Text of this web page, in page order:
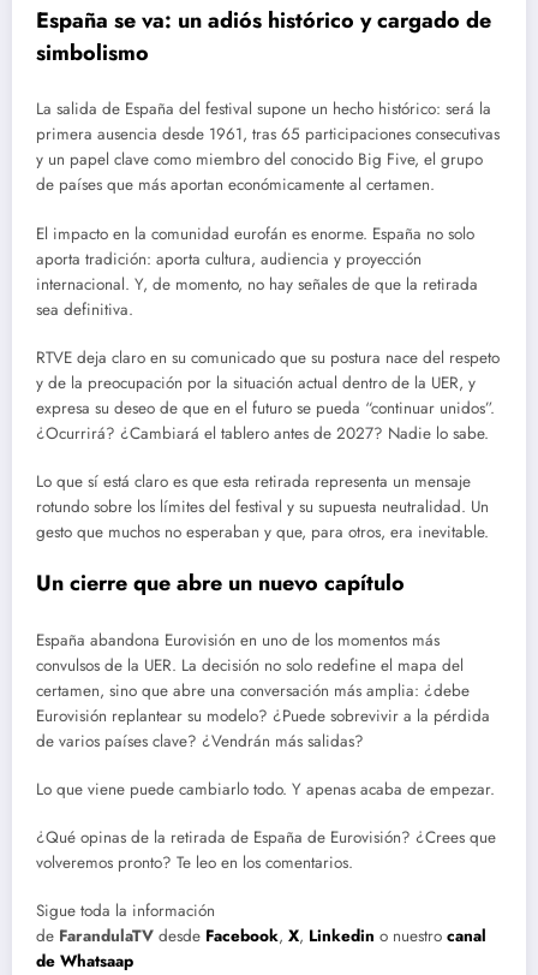
España se va: un adiós histórico y cargado de
simbolismo
La salida de España del festival supone un hecho histórico: será la
primera ausencia desde 1961, tras 65 participaciones consecutivas
y un papel clave como miembro del conocido Big Five, el grupo
de países que más aportan económicamente al certamen.
El impacto en la comunidad eurofán es enorme. España no solo
aporta tradición: aporta cultura, audiencia y proyección
internacional. Y, de momento, no hay señales de que la retirada
sea definitiva.
RTVE deja claro en su comunicado que su postura nace del respeto
y de la preocupación por la situación actual dentro de la UER, y
expresa su deseo de que en el futuro se pueda “continuar unidos”.
¿Ocurrirá? ¿Cambiará el tablero antes de 2027? Nadie lo sabe.
Lo que sí está claro es que esta retirada representa un mensaje
rotundo sobre los límites del festival y su supuesta neutralidad. Un
gesto que muchos no esperaban y que, para otros, era inevitable.
Un cierre que abre un nuevo capítulo
España abandona Eurovisión en uno de los momentos más
convulsos de la UER. La decisión no solo redefine el mapa del
certamen, sino que abre una conversación más amplia: ¿debe
Eurovisión replantear su modelo? ¿Puede sobrevivir a la pérdida
de varios países clave? ¿Vendrán más salidas?
Lo que viene puede cambiarlo todo. Y apenas acaba de empezar.
¿Qué opinas de la retirada de España de Eurovisión? ¿Crees que
volveremos pronto? Te leo en los comentarios.
Sigue toda la información
de FarandulaTV desde Facebook, X, Linkedin o nuestro canal
de Whatsaap